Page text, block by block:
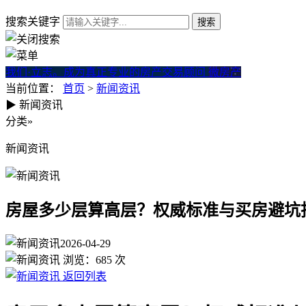
搜索关键字
我们·立志。成为真正专业的房产交易顾问 微房产
当前位置： 首页 > 新闻资讯
房屋多少层算高层？权威标准
▶ 新闻资讯
分类»
新闻资讯
房屋多少层算高层？权威标准与买房避坑
2026-04-29
浏览： 685 次
返回列表